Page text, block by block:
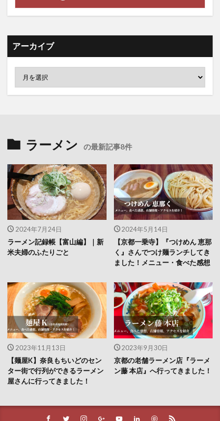
アーカイブ
ラーメン の最新記事8件
2024年7月24日
ラーメン記録帳【富山編】｜新
米夫婦のふたりごと
2024年5月14日
【京都一乗寺】『つけめん 恵那
く』さんでつけ麺ランチしてき
ました！メニュー・食べた感想
2023年11月13日
【麺屋K】奈良もちいどのセン
ター街で行列ができるラーメン
屋さんに行ってきました！
2023年9月30日
京都の老舗ラーメン店『ラーメ
ン藤 本店』へ行ってきました！